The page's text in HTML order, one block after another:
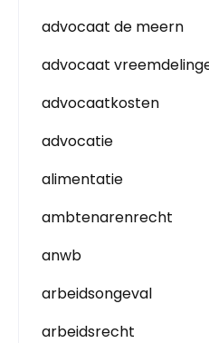
advocaat de meern
advocaat
advocaatkosten
advocatie
alimentatie
ambtenarenrecht
anwb
arbeidsongeval
arbeidsrecht